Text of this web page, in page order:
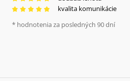
kvalita komunikácie
* hodnotenia za posledných 90 dní